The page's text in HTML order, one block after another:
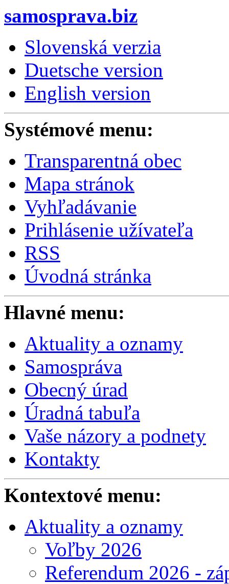
samosprava.biz
Slovenská verzia
Duetsche version
English version
Systémové menu:
Transparentná obec
Mapa stránok
Vyhľadávanie
Prihlásenie užívateľa
RSS
Úvodná stránka
Hlavné menu:
Aktuality a oznamy
Samospráva
Obecný úrad
Úradná tabuľa
Vaše názory a podnety
Kontakty
Kontextové menu:
Aktuality a oznamy
Voľby 2026
Referendum 2026 -